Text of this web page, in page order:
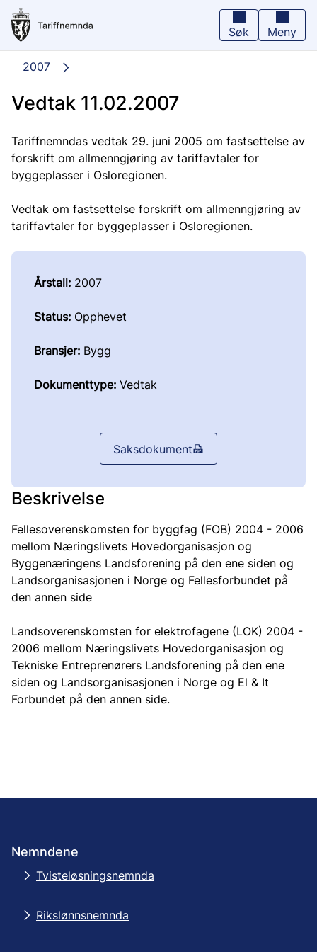
Hopp
hovedinnhold
Søk Meny
2007
Vedtak 11.02.2007
Tariffnemndas vedtak 29. juni 2005 om fastsettelse av
forskrift om allmenngjøring av tariffavtaler for
byggeplasser i Osloregionen.
Vedtak om fastsettelse forskrift om allmenngjøring av
tariffavtaler for byggeplasser i Osloregionen.
Årstall: 2007
Status: Opphevet
Bransjer: Bygg
Dokumenttype: Vedtak
Saksdokument
Beskrivelse
Fellesoverenskomsten for byggfag (FOB) 2004 - 2006
mellom Næringslivets Hovedorganisasjon og
Byggenæringens Landsforening på den ene siden og
Landsorganisasjonen i Norge og Fellesforbundet på
den annen side
Landsoverenskomsten for elektrofagene (LOK) 2004 -
2006 mellom Næringslivets Hovedorganisasjon og
Tekniske Entreprenørers Landsforening på den ene
siden og Landsorganisasjonen i Norge og El & It
Forbundet på den annen side.
Nemndene
Tvisteløsningsnemnda
Rikslønnsnemnda